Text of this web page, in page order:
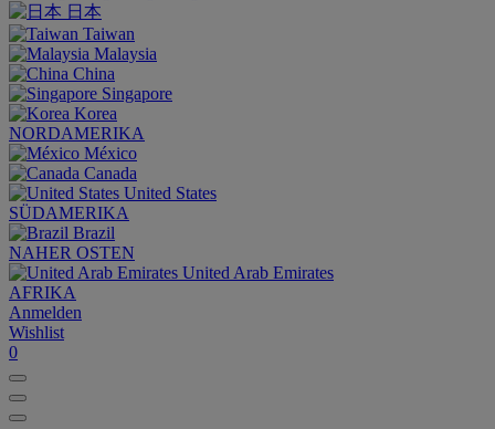
日本
Taiwan
Malaysia
China
Singapore
Korea
NORDAMERIKA
México
Canada
United States
SÜDAMERIKA
Brazil
NAHER OSTEN
United Arab Emirates
AFRIKA
Anmelden
Wishlist
0